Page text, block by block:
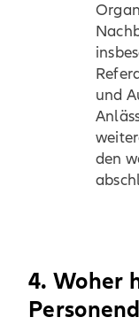
und
den
4. Woher